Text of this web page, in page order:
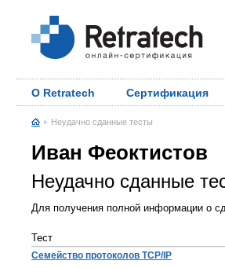
О Retratech Сертификация
Неудачно сданные тесты
Иван Феоктистов
Неудачно сданные
Для получения полной информации о
Тест
Семейство протоколов TCP/IP